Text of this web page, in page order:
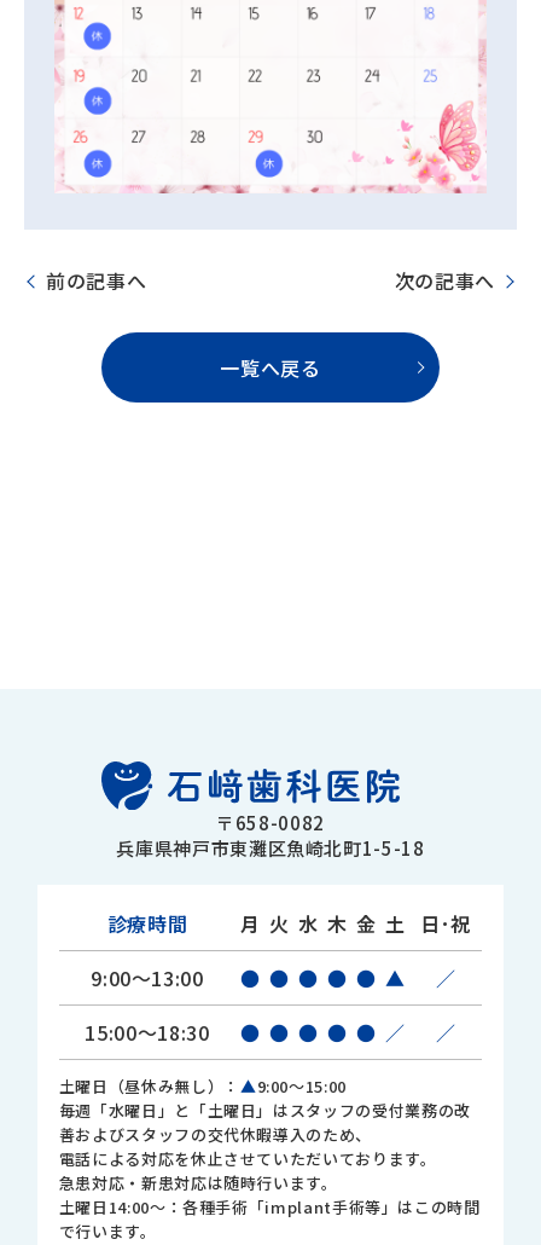
前の記事へ 次の記事へ
一覧へ戻る
〒658-0082
兵庫県神戸市東灘区魚崎北町1-5-18
診療時間 月 火 水 木 金 土
日･祝
9:00～13:00
● ● ● ● ● ▲
／
15:00～18:30
● ● ● ● ● ／ ／
土曜日（昼休み無し）： ▲9:00～15:00
毎週「水曜日」と「土曜日」はスタッフの受付業務の改
善およびスタッフの交代休暇導入のため、
電話による対応を休止させていただいております。
急患対応・新患対応は随時行います。
土曜日14:00～：各種手術「implant手術等」はこの時間
で行います。